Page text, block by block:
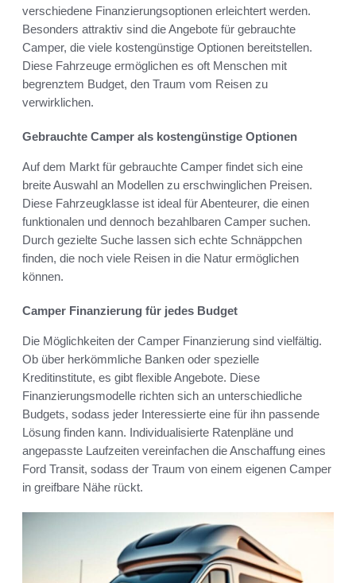
verschiedene Finanzierungsoptionen erleichtert werden.
Besonders attraktiv sind die Angebote für gebrauchte
Camper, die viele kostengünstige Optionen bereitstellen.
Diese Fahrzeuge ermöglichen es oft Menschen mit
begrenztem Budget, den Traum vom Reisen zu
verwirklichen.
Gebrauchte Camper als kostengünstige Optionen
Auf dem Markt für gebrauchte Camper findet sich eine
breite Auswahl an Modellen zu erschwinglichen Preisen.
Diese Fahrzeugklasse ist ideal für Abenteurer, die einen
funktionalen und dennoch bezahlbaren Camper suchen.
Durch gezielte Suche lassen sich echte Schnäppchen
finden, die noch viele Reisen in die Natur ermöglichen
können.
Camper Finanzierung für jedes Budget
Die Möglichkeiten der Camper Finanzierung sind vielfältig.
Ob über herkömmliche Banken oder spezielle
Kreditinstitute, es gibt flexible Angebote. Diese
Finanzierungsmodelle richten sich an unterschiedliche
Budgets, sodass jeder Interessierte eine für ihn passende
Lösung finden kann. Individualisierte Ratenpläne und
angepasste Laufzeiten vereinfachen die Anschaffung eines
Ford Transit, sodass der Traum von einem eigenen Camper
in greifbare Nähe rückt.